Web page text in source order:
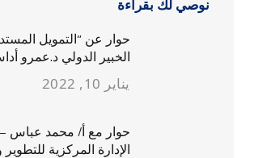
نوصي لك بقراءة
حوار عن “التمويل
الخبير الدولي د.عمرو
يناير 10, 2022
حوار مع أ/ محمد عباس
الإدارة المركزية للتطوير